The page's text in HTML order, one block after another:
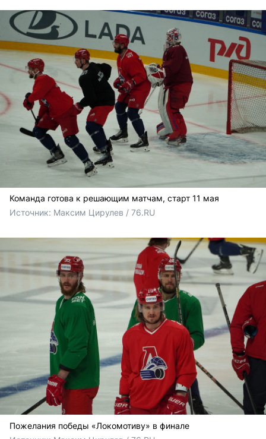
Команда готова к решающим матчам, старт 11 мая
Источник: Максим Цирулев / 76.RU
Пожелания победы «Локомотиву» в финале